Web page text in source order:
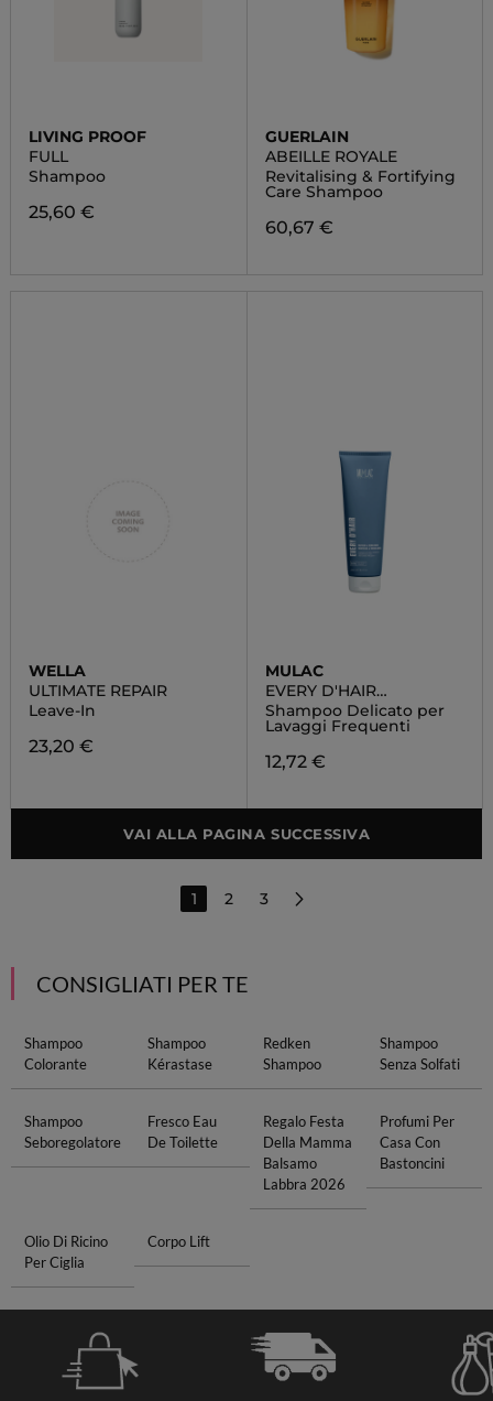
LIVING PROOF
FULL
Shampoo
25,60 €
GUERLAIN
ABEILLE ROYALE
Revitalising & Fortifying
Care Shampoo
60,67 €
WELLA
ULTIMATE REPAIR
Leave-In
23,20 €
MULAC
EVERY D'HAIR
RINFRESCA &
RIEQUILIBRA
Shampoo Delicato per
Lavaggi Frequenti
12,72 €
VAI ALLA PAGINA SUCCESSIVA
1 2 3
CONSIGLIATI PER TE
Shampoo
Colorante
Shampoo
Kérastase
Redken
Shampoo
Shampoo
Senza Solfati
Shampoo
Seboregolatore
Fresco Eau
De Toilette
Regalo Festa
Della Mamma
Balsamo
Labbra 2026
Profumi Per
Casa Con
Bastoncini
Olio Di Ricino
Per Ciglia
Corpo Lift